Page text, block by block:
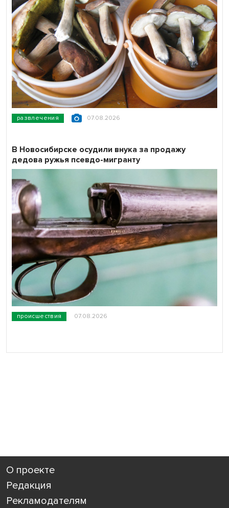
развлечения 07.08.2026
происшествия 07.08.2026
В Новосибирске осудили внука за продажу
дедова ружья псевдо-мигранту
О проекте
Редакция
Рекламодателям